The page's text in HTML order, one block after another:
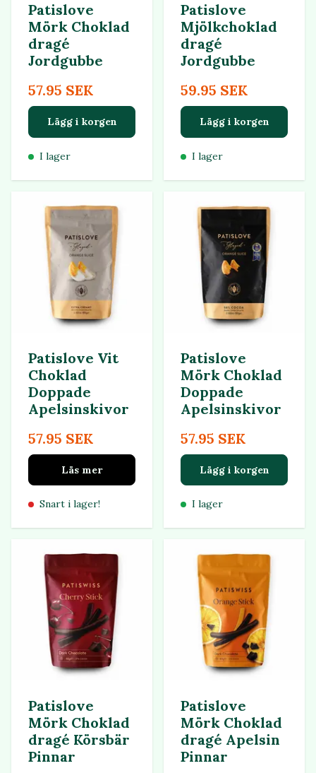
Patislove
Mörk Choklad
dragé
Jordgubbe
57.95 SEK
Lägg i korgen
I lager
Patislove
Mjölkchoklad
dragé
Jordgubbe
59.95 SEK
Lägg i korgen
I lager
Patislove Vit
Choklad
Doppade
Apelsinskivor
57.95 SEK
Läs mer
Snart i lager!
Patislove
Mörk Choklad
Doppade
Apelsinskivor
57.95 SEK
Lägg i korgen
I lager
Patislove
Mörk Choklad
dragé Körsbär
Pinnar
Patislove
Mörk Choklad
dragé Apelsin
Pinnar